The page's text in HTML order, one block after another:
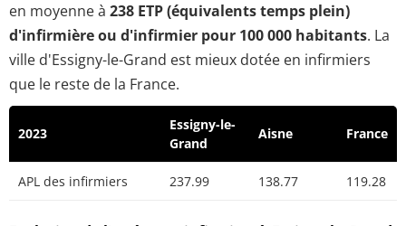
en moyenne à 238 ETP (équivalents temps plein)
d'infirmière ou d'infirmier pour 100 000 habitants. La
ville d'Essigny-le-Grand est mieux dotée en infirmiers
que le reste de la France.
2023
Essigny-le-
Grand
Aisne France
APL des infirmiers 237.99 138.77 119.28